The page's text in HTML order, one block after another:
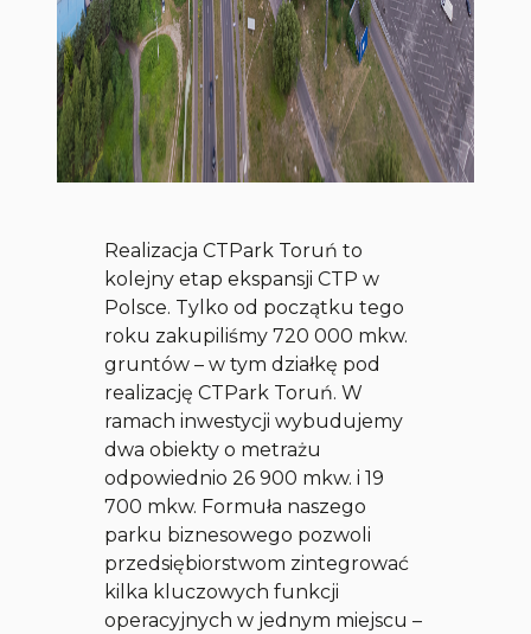
Realizacja CTPark Toruń to
kolejny etap ekspansji CTP w
Polsce. Tylko od początku tego
roku zakupiliśmy 720 000 mkw.
gruntów – w tym działkę pod
realizację CTPark Toruń. W
ramach inwestycji wybudujemy
dwa obiekty o metrażu
odpowiednio 26 900 mkw. i 19
700 mkw. Formuła naszego
parku biznesowego pozwoli
przedsiębiorstwom zintegrować
kilka kluczowych funkcji
operacyjnych w jednym miejscu –